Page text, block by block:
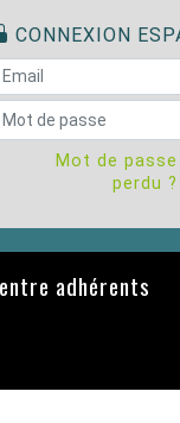
CONNEXION
Mot de passe
perdu ?
adhérents